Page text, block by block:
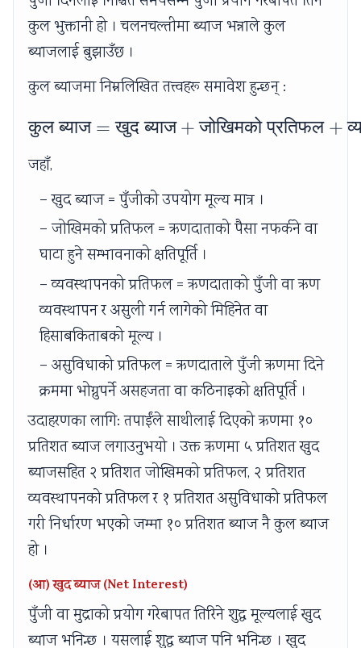
कुल भुक्तानी हो । चलनचल्तीमा ब्याज भन्नाले कुल
ब्याजलाई बुझाउँछ ।
कुल ब्याजमा निम्नलिखित तत्त्वहरू समावेश हुन्छन् :
\text{कुल ब्याज} =
कुल ब्याज = खुद ब्याज + जोखिमको प्रतिफल +
जहाँ,
– खुद ब्याज = पुँजीको उपयोग मूल्य मात्र ।
– जोखिमको प्रतिफल = ऋणदाताको पैसा नफर्कने वा
घाटा हुने सम्भावनाको क्षतिपूर्ति ।
– व्यवस्थापनको प्रतिफल = ऋणदाताको पुँजी वा ऋण
व्यवस्थापन र असुली गर्न लागेको मिहिनेत वा
हिसाबकिताबको मूल्य ।
– असुविधाको प्रतिफल = ऋणदाताले पुँजी ऋणमा दिने
क्रममा भोग्नुपर्ने असहजता वा कठिनाइको क्षतिपूर्ति ।
उदाहरणका लागि: तपाईंले साथीलाई दिएको ऋणमा १०
प्रतिशत ब्याज लगाउनुभयो । उक्त ऋणमा ५ प्रतिशत खुद
ब्याजसहित २ प्रतिशत जोखिमको प्रतिफल, २ प्रतिशत
व्यवस्थापनको प्रतिफल र १ प्रतिशत असुविधाको प्रतिफल
गरी निर्धारण भएको जम्मा १० प्रतिशत ब्याज नै कुल ब्याज
हो ।
(आ) खुद ब्याज (Net Interest)
पुँजी वा मुद्राको प्रयोग गरेबापत तिरिने शुद्ध मूल्यलाई खुद
ब्याज भनिन्छ । यसलाई शुद्ध ब्याज पनि भनिन्छ । खुद